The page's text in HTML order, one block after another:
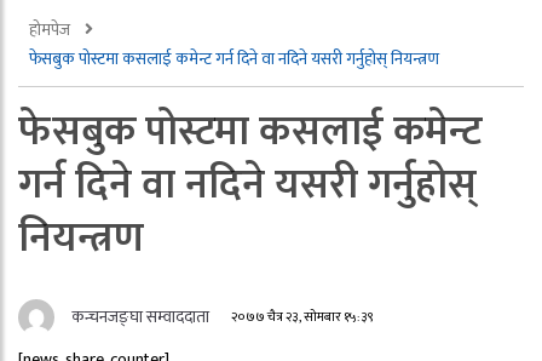
होमपेज
फेसबुक पोस्टमा कसलाई कमेन्ट गर्न दिने वा नदिने यसरी गर्नुहोस् नियन्त्रण
फेसबुक पोस्टमा कसलाई कमेन्ट
गर्न दिने वा नदिने यसरी गर्नुहोस्
नियन्त्रण
कन्चनजङ्घा सम्वाददाता २०७७ चैत्र २३, सोमबार १५:३९